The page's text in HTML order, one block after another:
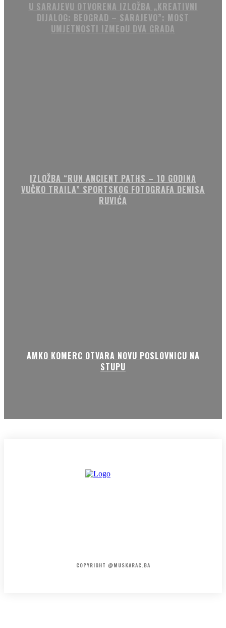
U SARAJEVU OTVORENA IZLOŽBA „KREATIVNI
DIJALOG: BEOGRAD – SARAJEVO”: MOST
UMJETNOSTI IZMEĐU DVA GRADA
IZLOŽBA “RUN ANCIENT PATHS – 10 GODINA
VUČKO TRAILA” SPORTSKOG FOTOGRAFA DENISA
RUVIĆA
AMKO KOMERC OTVARA NOVU POSLOVNICU NA
STUPU
COPYRIGHT @MUSKARAC.BA